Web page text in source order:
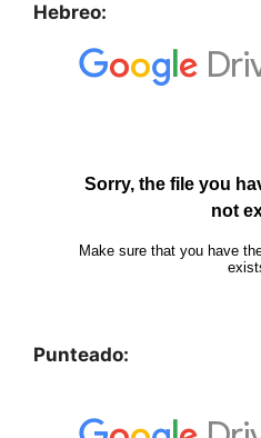
Hebreo:
Punteado: